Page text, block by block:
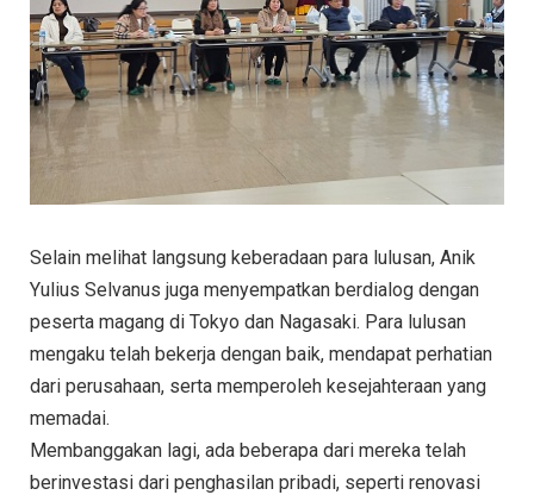
Selain melihat langsung keberadaan para lulusan, Anik
Yulius Selvanus juga menyempatkan berdialog dengan
peserta magang di Tokyo dan Nagasaki. Para lulusan
mengaku telah bekerja dengan baik, mendapat perhatian
dari perusahaan, serta memperoleh kesejahteraan yang
memadai.
Membanggakan lagi, ada beberapa dari mereka telah
berinvestasi dari penghasilan pribadi, seperti renovasi